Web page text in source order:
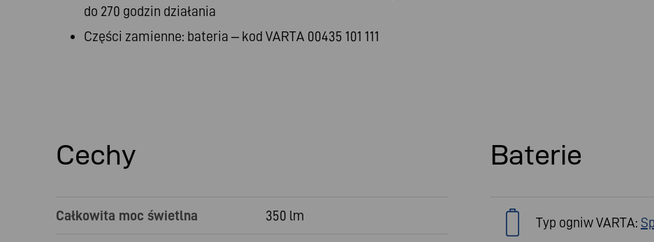
do 270 godzin działania
Części zamienne: bateria – kod VARTA 00435 101 111
Cechy
Całkowita moc świetlna 350 lm
Baterie
Typ ogniw VARTA: